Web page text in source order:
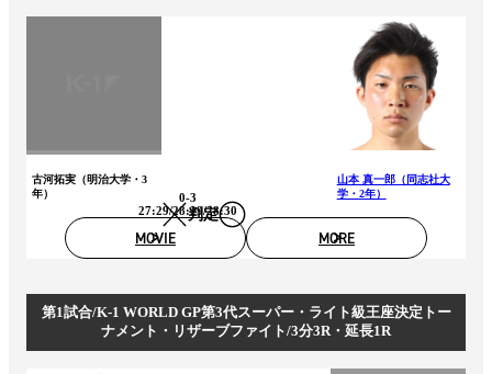
古河拓実（明治大学・3
年）
判定
0-3
27:29/28:29/28:30
山本 真一郎（同志社大
学・2年）
MOVIE MORE
第1試合/K-1 WORLD GP第3代スーパー・ライト級王座決定トー
ナメント・リザーブファイト/3分3R・延長1R